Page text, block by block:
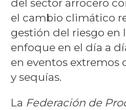
del sector arrocero
el cambio climático
gestión del riesgo en
enfoque en el día a
en eventos extremos
y sequías.
La Federación de